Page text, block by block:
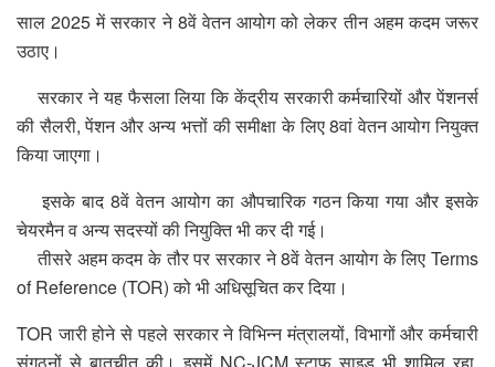
साल 2025 में सरकार ने 8वें वेतन आयोग को लेकर तीन अहम कदम जरूर
उठाए।
सरकार ने यह फैसला लिया कि केंद्रीय सरकारी कर्मचारियों और पेंशनर्स
की सैलरी, पेंशन और अन्य भत्तों की समीक्षा के लिए 8वां वेतन आयोग नियुक्त
किया जाएगा।
इसके बाद 8वें वेतन आयोग का औपचारिक गठन किया गया और इसके
चेयरमैन व अन्य सदस्यों की नियुक्ति भी कर दी गई।
तीसरे अहम कदम के तौर पर सरकार ने 8वें वेतन आयोग के लिए Terms
of Reference (TOR) को भी अधिसूचित कर दिया।
TOR जारी होने से पहले सरकार ने विभिन्न मंत्रालयों, विभागों और कर्मचारी
संगठनों से बातचीत की। इसमें NC-JCM स्टाफ साइड भी शामिल रहा,